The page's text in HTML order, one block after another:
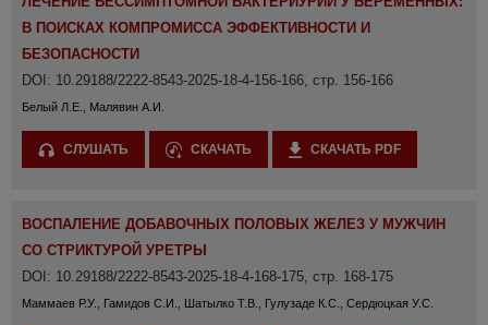
В ПОИСКАХ КОМПРОМИССА ЭФФЕКТИВНОСТИ И
БЕЗОПАСНОСТИ
DOI: 10.29188/2222-8543-2025-18-4-156-166, стр. 156-166
Белый Л.Е., Малявин А.И.
СЛУШАТЬ СКАЧАТЬ СКАЧАТЬ PDF
ВОСПАЛЕНИЕ ДОБАВОЧНЫХ ПОЛОВЫХ ЖЕЛЕЗ У МУЖЧИН
СО СТРИКТУРОЙ УРЕТРЫ
DOI: 10.29188/2222-8543-2025-18-4-168-175, стр. 168-175
Маммаев Р.У., Гамидов С.И., Шатылко Т.В., Гулузаде К.С., Сердюцкая У.С.